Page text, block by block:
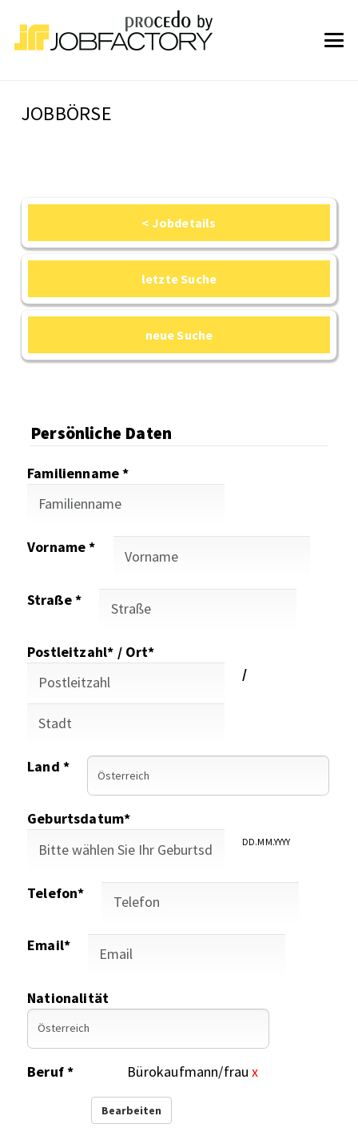
JOBBÖRSE
< Jobdetails
letzte Suche
neue Suche
Persönliche Daten
Familienname *
Vorname *
Straße *
Postleitzahl* / Ort*
/
Land *
Geburtsdatum*
DD.MM.YYYY
Telefon*
Email*
Nationalität
Beruf * Bürokaufmann/frau x
Bearbeiten